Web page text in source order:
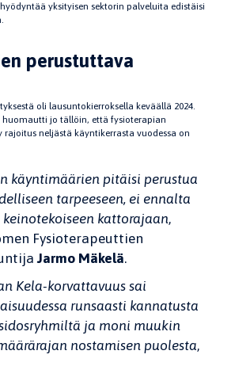
yksityisen sektorin palveluita edistäisi
perustuttava
oli lausuntokierroksella keväällä 2024.
huomautti jo tällöin, että fysioterapian
rajoitus neljästä käyntikerrasta vuodessa on
käyntimäärien pitäisi perustua
tarpeeseen, ei ennalta
kattorajaan,
Fysioterapeuttien
Jarmo Mäkelä.
Kela-korvattavuus sai
runsaasti kannatusta
ja moni muukin
nostamisen puolesta,